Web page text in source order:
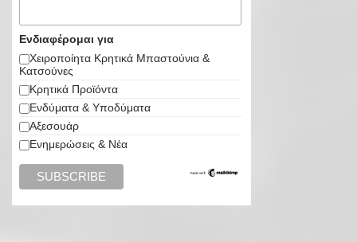
Ενδιαφέρομαι για
Χειροποίητα Κρητικά Μπαστούνια &
Κατσούνες
Κρητικά Προϊόντα
Ενδύματα & Υποδύματα
Αξεσουάρ
Ενημερώσεις & Νέα